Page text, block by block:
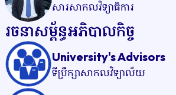
សារសាកលវិទ្យាធិការ
រចនាសម្ព័ន្ធអភិបាលកិច្ច
University's Advisors
ទីប្រឹក្សាសាកលវិទ្យាល័យ